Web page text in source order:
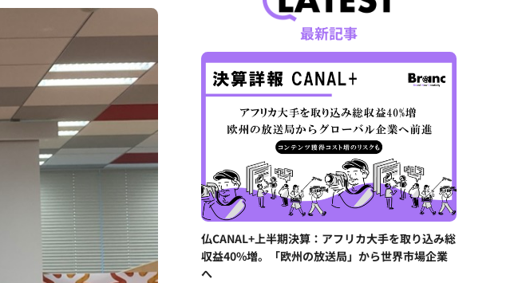
最新記事
仏CANAL+上半期決算：アフリカ大手を取り込み総
収益40%増。「欧州の放送局」から世界市場企業
へ